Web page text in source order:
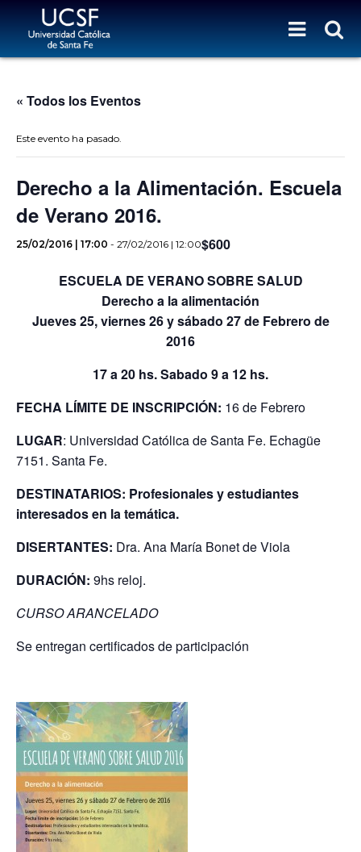
« Todos los Eventos
Este evento ha pasado.
Derecho a la Alimentación. Escuela
de Verano 2016.
25/02/2016 | 17:00 - 27/02/2016 | 12:00$600
ESCUELA DE VERANO SOBRE SALUD
Derecho a la alimentación
Jueves 25, viernes 26 y sábado 27 de Febrero de
2016
17 a 20 hs. Sabado 9 a 12 hs.
FECHA LÍMITE DE INSCRIPCIÓN: 16 de Febrero
LUGAR: Universidad Católica de Santa Fe. Echagüe
7151. Santa Fe.
DESTINATARIOS: Profesionales y estudiantes
interesados en la temática.
DISERTANTES: Dra. Ana María Bonet de Viola
DURACIÓN: 9hs reloj.
CURSO ARANCELADO
Se entregan certificados de participación